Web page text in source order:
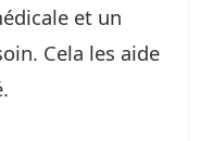
et un
Cela les aide